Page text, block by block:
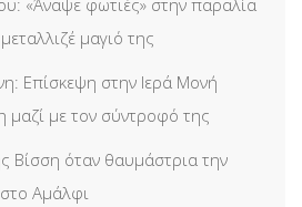
μαγιό της
Επίσκεψη στην Ιερά Μονή
μαζί με τον σύντροφό της
Βίσση όταν θαυμάστρια την
Αμάλφι